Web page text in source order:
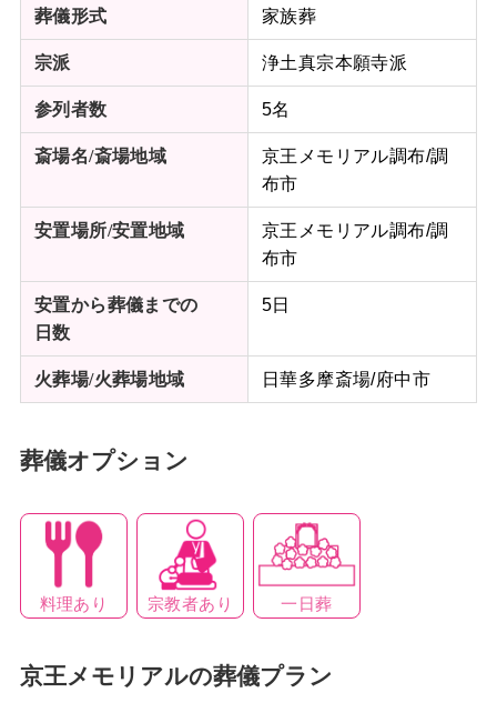
葬儀形式 家族葬
宗派 浄土真宗本願寺派
参列者数 5名
斎場名/斎場地域
京王メモリアル調布/調
布市
安置場所/安置地域
京王メモリアル調布/調
布市
安置から葬儀までの
日数
5日
火葬場/火葬場地域 日華多摩斎場/府中市
葬儀オプション
料理あり 宗教者あり 一日葬
京王メモリアルの葬儀プラン